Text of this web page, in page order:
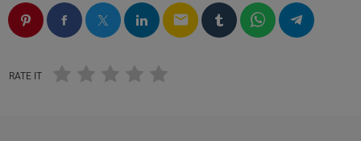
email
RATE IT